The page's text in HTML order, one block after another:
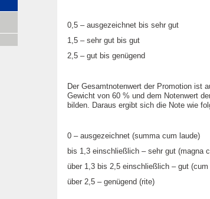
0,5 – ausgezeichnet bis sehr gut
1,5 – sehr gut bis gut
2,5 – gut bis genügend
Der Gesamtnotenwert der Promotion ist
Gewicht von 60 % und dem Notenwert
bilden. Daraus ergibt sich die Note wie
0 – ausgezeichnet (summa cum laude)
bis 1,3 einschließlich – sehr gut (magna
über 1,3 bis 2,5 einschließlich – gut (cum
über 2,5 – genügend (rite)